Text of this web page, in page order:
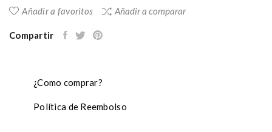
Añadir a favoritos Añadir a comparar
Compartir
¿Como comprar?
Política de Reembolso